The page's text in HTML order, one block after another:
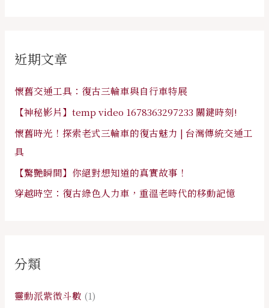
字
近期文章
懷舊交通工具：復古三輪車與自行車特展
【神秘影片】temp video 1678363297233 關鍵時刻!
懷舊時光！探索老式三輪車的復古魅力 | 台灣傳統交通工
具
【驚艷瞬間】你絕對想知道的真實故事！
穿越時空：復古綠色人力車，重溫老時代的移動記憶
分類
靈動派紫微斗數 (1)